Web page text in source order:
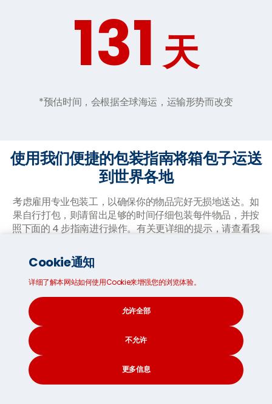
131 天
*预估时间，会根据全球海运，运输形势而改变
使用我们便捷的包装指南将箱包子运送
到世界各地
考虑雇用专业包装工，以确保你的物品完好无损地送达。如
果自行打包，则请留出足够的时间仔细包装每件物品，并按
照下面的 4 步指南进行操作。有关更详细的提示，请查看我
准备装运箱:
将所有包装材料准备齐全，例如包裹胶带和
Cookie通知
详细了解本网站如何使用Cookie来增强您的浏览体验。
允许全部
不允许
更多信息